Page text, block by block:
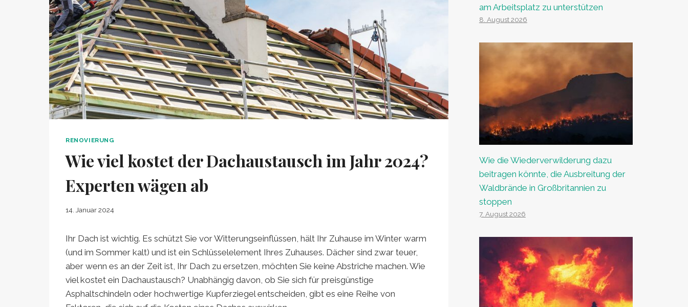
RENOVIERUNG
Wie viel kostet der Dachaustausch im Jahr 2024?
Experten wägen ab
14. Januar 2024
Ihr Dach ist wichtig. Es schützt Sie vor Witterungseinflüssen, hält Ihr Zuhause im Winter warm
(und im Sommer kalt) und ist ein Schlüsselelement Ihres Zuhauses. Dächer sind zwar teuer,
aber wenn es an der Zeit ist, Ihr Dach zu ersetzen, möchten Sie keine Abstriche machen. Wie
viel kostet ein Dachaustausch? Unabhängig davon, ob Sie sich für preisgünstige
Asphaltschindeln oder hochwertige Kupferziegel entscheiden, gibt es eine Reihe von
am Arbeitsplatz zu unterstützen
8. August 2026
Wie die Wiederverwilderung dazu
beitragen könnte, die Ausbreitung der
Waldbrände in Großbritannien zu
stoppen
7. August 2026